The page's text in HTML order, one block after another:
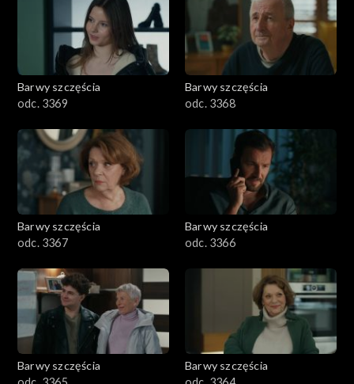
Barwy szczęścia
odc. 3369
Barwy szczęścia
odc. 3368
Barwy szczęścia
odc. 3367
Barwy szczęścia
odc. 3366
Barwy szczęścia
Barwy szczęścia